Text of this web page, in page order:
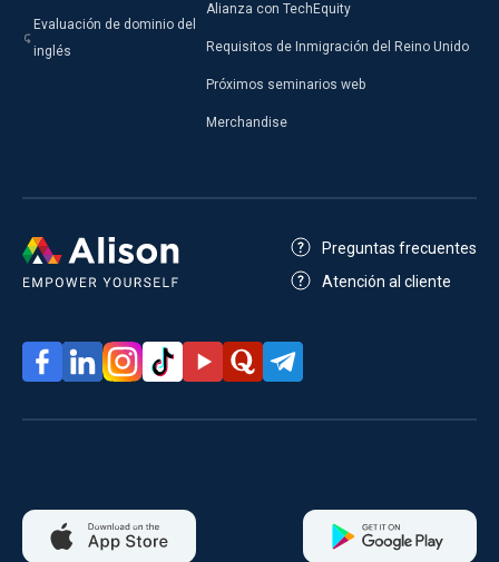
Evaluación de dominio del
inglés
Alianza con TechEquity
Requisitos de Inmigración del Reino Unido
Próximos seminarios web
Merchandise
Preguntas frecuentes
Atención al cliente